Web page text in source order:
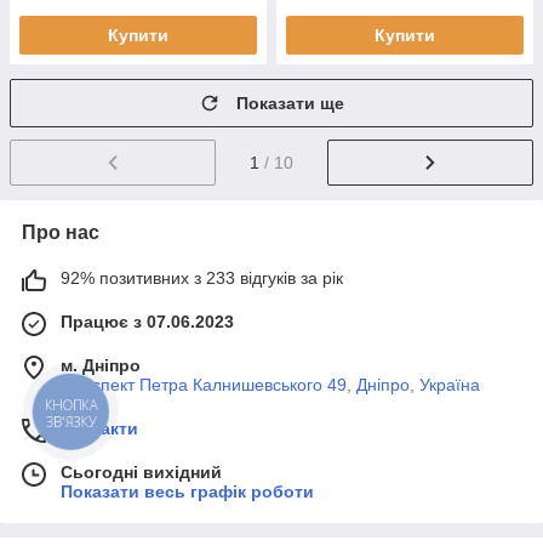
Купити Купити
Показати ще
1 / 10
Про нас
92% позитивних з 233 відгуків за рік
Працює з 07.06.2023
м. Дніпро
Проспект Петра Калнишевського 49, Дніпро, Україна
Контакти
Сьогодні вихідний
Показати весь графік роботи
КНОПКА
ЗВ'ЯЗКУ